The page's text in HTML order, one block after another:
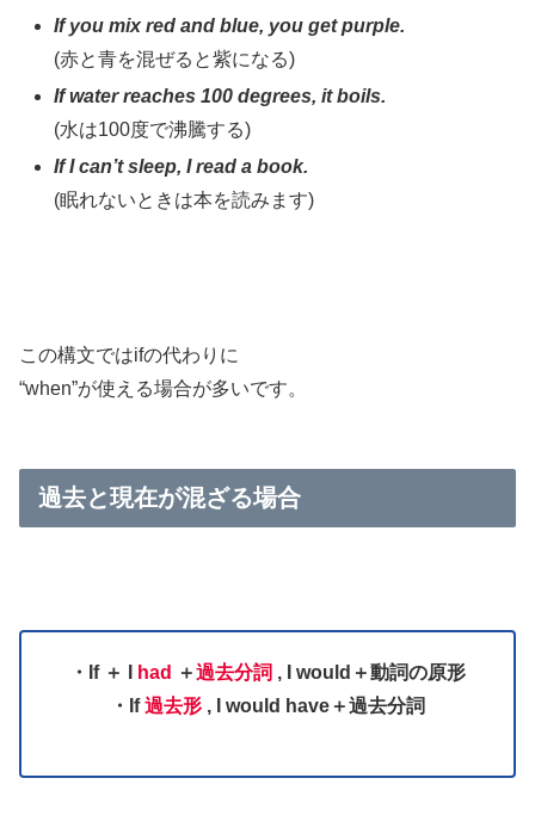
If you mix red and blue, you get purple.
(赤と青を混ぜると紫になる)
If water reaches 100 degrees, it boils.
(水は100度で沸騰する)
If I can’t sleep, I read a book.
(眠れないときは本を読みます)
この構文ではifの代わりに
“when”が使える場合が多いです。
過去と現在が混ざる場合
・If ＋ had ＋過去分詞 , I would＋動詞の原形
・If過去形 , I would have＋過去分詞